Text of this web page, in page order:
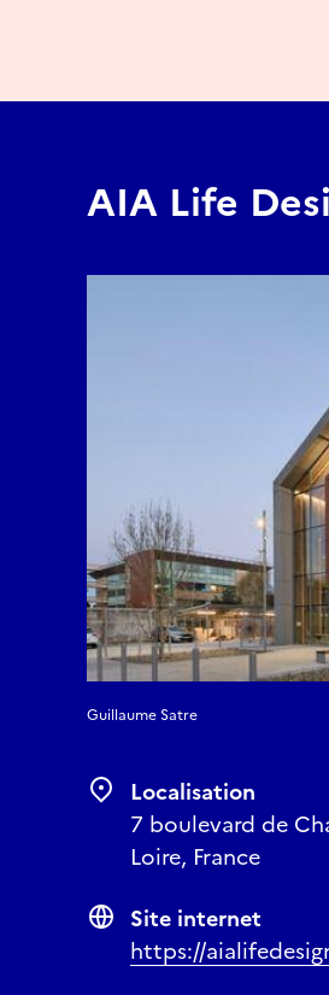
AIA Life
Guillaume Satre
Localisation
7 boulevard de
Loire, France
Site internet
https://